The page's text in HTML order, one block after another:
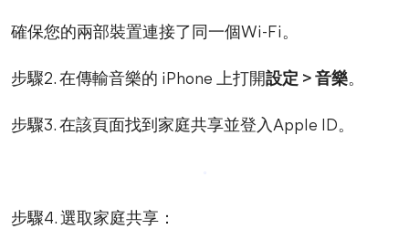
確保您的兩部裝置連接了同一個Wi-Fi。
步驟2. 在傳輸音樂的 iPhone 上打開設定 > 音樂。
步驟3. 在該頁面找到家庭共享並登入Apple ID。
步驟4. 選取家庭共享：